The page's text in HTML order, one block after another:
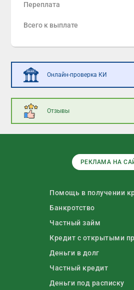
Переплата
Всего к выплате
Онлайн-проверка КИ
Отзывы
РЕКЛАМА НА
Помощь в получении
Банкротство
Частный займ
Кредит с открытыми
Деньги в долг
Частный кредит
Деньги под расписку